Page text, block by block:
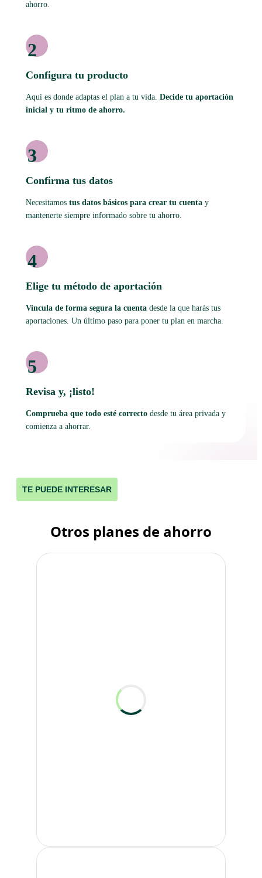
ahorro.
2
Configura tu producto
Aquí es donde adaptas el plan a tu vida. Decide tu aportación
inicial y tu ritmo de ahorro.
3
Confirma tus datos
Necesitamos tus datos básicos para crear tu cuenta y
mantenerte siempre informado sobre tu ahorro.
4
Elige tu método de aportación
Vincula de forma segura la cuenta desde la que harás tus
aportaciones. Un último paso para poner tu plan en marcha.
5
Revisa y, ¡listo!
Comprueba que todo esté correcto desde tu área privada y
comienza a ahorrar.
TE PUEDE INTERESAR
Otros planes de ahorro